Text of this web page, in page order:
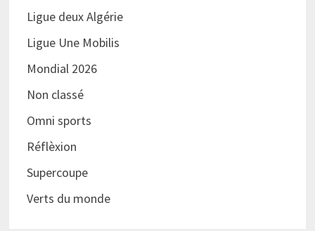
Ligue deux Algérie
Ligue Une Mobilis
Mondial 2026
Non classé
Omni sports
Réflèxion
Supercoupe
Verts du monde